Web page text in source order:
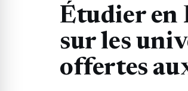
Étudier en
sur les
offertes